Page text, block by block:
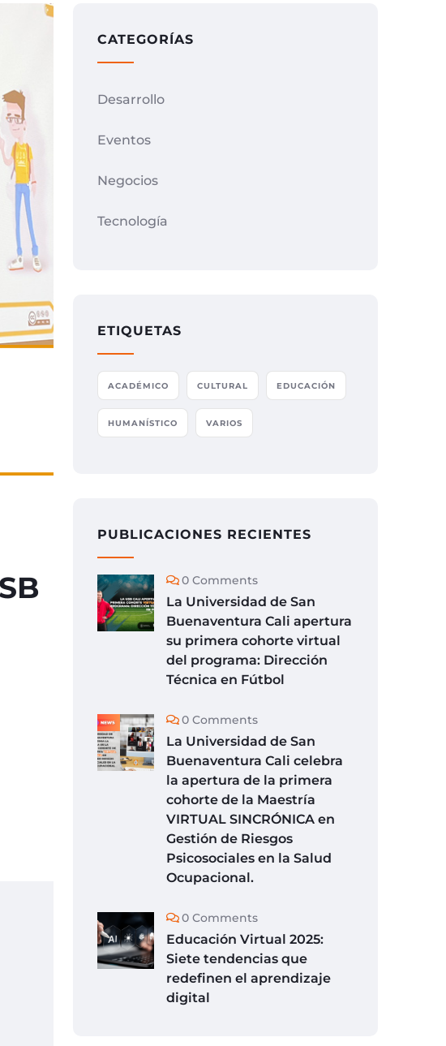
CATEGORÍAS
Desarrollo
Eventos
Negocios
Tecnología
ETIQUETAS
ACADÉMICO CULTURAL EDUCACIÓN
HUMANÍSTICO VARIOS
PUBLICACIONES RECIENTES
0 Comments
La Universidad de San
Buenaventura Cali apertura
su primera cohorte virtual
del programa: Dirección
Técnica en Fútbol
0 Comments
La Universidad de San
Buenaventura Cali celebra
la apertura de la primera
cohorte de la Maestría
VIRTUAL SINCRÓNICA en
Gestión de Riesgos
Psicosociales en la Salud
Ocupacional.
0 Comments
Educación Virtual 2025:
Siete tendencias que
redefinen el aprendizaje
digital